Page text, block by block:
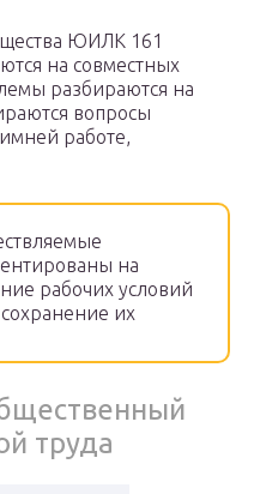
ЮИЛК 161
на совместных
разбираются на
вопросы
работе,
на
рабочих условий
их
труда